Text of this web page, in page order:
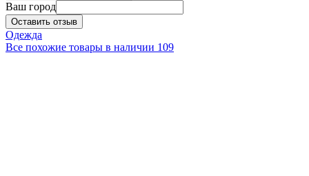
Ваш город
Оставить отзыв
Одежда
Все похожие товары в наличии 109